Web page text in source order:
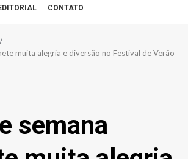
CONTATO
muita alegria e diversão no Festival de Verão
semana